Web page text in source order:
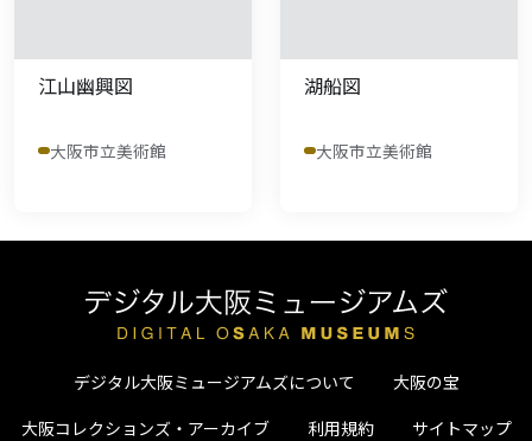
江山幽興図
大阪市立美術館
湖船図
大阪市立美術館
デジタル大阪ミュージアムズについて
大阪の宝
大阪コレクションズ・アーカイブ
利用規約
サイトマップ